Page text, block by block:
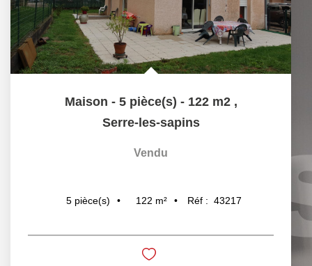
Maison - 5 pièce(s) - 122 m2 ,
Serre-les-sapins
Vendu
5 pièce(s) 122 m² Réf : 43217